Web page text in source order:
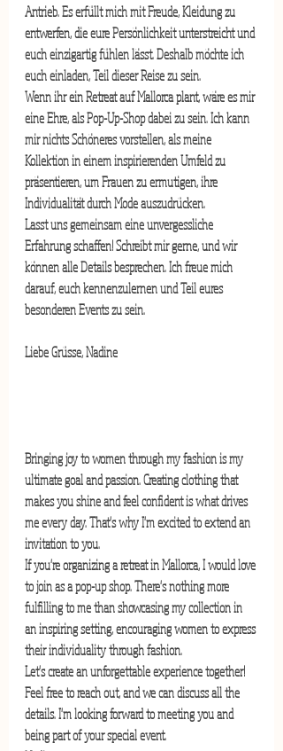
Antrieb. Es erfüllt mich mit Freude, Kleidung zu
entwerfen, die eure Persönlichkeit unterstreicht und
euch einzigartig fühlen lässt. Deshalb möchte ich
euch einladen, Teil dieser Reise zu sein.
Wenn ihr ein Retreat auf Mallorca plant, wäre es mir
eine Ehre, als Pop-Up-Shop dabei zu sein. Ich kann
mir nichts Schöneres vorstellen, als meine
Kollektion in einem inspirierenden Umfeld zu
präsentieren, um Frauen zu ermutigen, ihre
Individualität durch Mode auszudrücken.
Lasst uns gemeinsam eine unvergessliche
Erfahrung schaffen! Schreibt mir gerne, und wir
können alle Details besprechen. Ich freue mich
darauf, euch kennenzulernen und Teil eures
besonderen Events zu sein.
Liebe Grüsse, Nadine
Bringing joy to women through my fashion is my
ultimate goal and passion. Creating clothing that
makes you shine and feel confident is what drives
me every day. That's why I'm excited to extend an
invitation to you.
If you're organizing a retreat in Mallorca, I would love
to join as a pop-up shop. There's nothing more
fulfilling to me than showcasing my collection in
an inspiring setting, encouraging women to express
their individuality through fashion.
Let's create an unforgettable experience together!
Feel free to reach out, and we can discuss all the
details. I'm looking forward to meeting you and
being part of your special event.